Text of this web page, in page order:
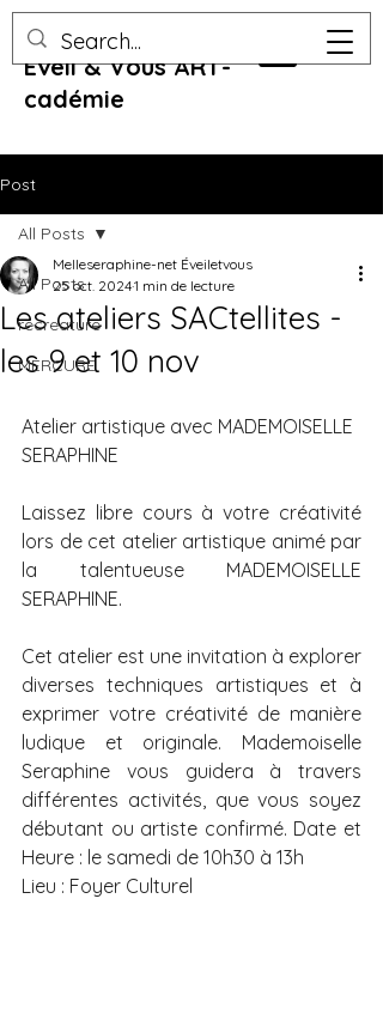
Eveil & Vous ART-
cadémie
Post
All Posts
recreature
MERCURE
All Posts
Les ateliers SACtellites -
les 9 et 10 nov
Melleseraphine-net Éveiletvous
25 oct. 20241 min de lecture
Atelier artistique avec MADEMOISELLE
SERAPHINE
Laissez libre cours à votre créativité
lors de cet atelier artistique animé par
la talentueuse MADEMOISELLE
SERAPHINE.
Cet atelier est une invitation à explorer
diverses techniques artistiques et à
exprimer votre créativité de manière
ludique et originale. Mademoiselle
Seraphine vous guidera à travers
différentes activités, que vous soyez
débutant ou artiste confirmé. Date et
Heure : le samedi de 10h30 à 13h
Lieu : Foyer Culturel